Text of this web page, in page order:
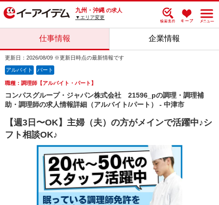
九州・沖縄 の求人
▼エリア変更
仕事情報 企業情報
更新日：2026/08/09 ※更新日時点の最新情報です
アルバイト パート
職種：調理師【アルバイト・パート】
コンパスグループ・ジャパン株式会社 21596_pの調理・調理補
助・調理師の求人情報詳細（アルバイト/パート） - 中津市
【週3日〜OK】主婦（夫）の方がメインで活躍中♪シ
フト相談OK♪